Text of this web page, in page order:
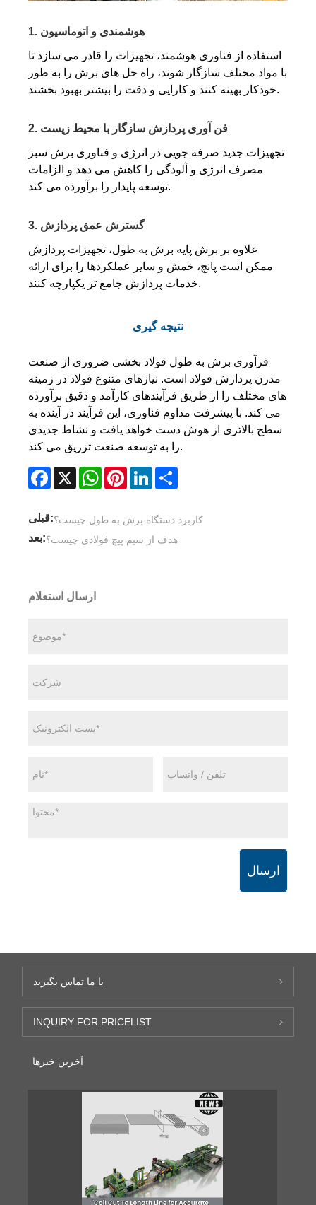
1. هوشمندی و اتوماسیون
استفاده از فناوری هوشمند، تجهیزات را قادر می سازد تا
با مواد مختلف سازگار شوند، راه حل های برش را به طور
خودکار بهینه کنند و کارایی و دقت را بیشتر بهبود بخشند.
2. فن آوری پردازش سازگار با محیط زیست
تجهیزات جدید صرفه جویی در انرژی و فناوری برش سبز
مصرف انرژی و آلودگی را کاهش می دهد و الزامات
توسعه پایدار را برآورده می کند.
3. گسترش عمق پردازش
علاوه بر برش پایه برش به طول، تجهیزات پردازش
ممکن است پانچ، خمش و سایر عملکردها را برای ارائه
خدمات پردازش جامع تر یکپارچه کنند.
نتیجه گیری
فرآوری برش به طول فولاد بخشی ضروری از صنعت
مدرن پردازش فولاد است. نیازهای متنوع فولاد در زمینه
های مختلف را از طریق فرآیندهای کارآمد و دقیق برآورده
می کند. با پیشرفت مداوم فناوری، این فرآیند در آینده به
سطح بالاتری از هوش دست خواهد یافت و نشاط جدیدی
را به توسعه صنعت تزریق می کند.
Facebook
X WhatsAppPinterestLinkedIn
قبلی:کاربرد دستگاه برش به طول چیست؟
بعد:هدف از سیم پیچ فولادی چیست؟
ارسال استعلام
ارسال
با ما تماس بگیرید
INQUIRY FOR PRICELIST
آخرین خبرها